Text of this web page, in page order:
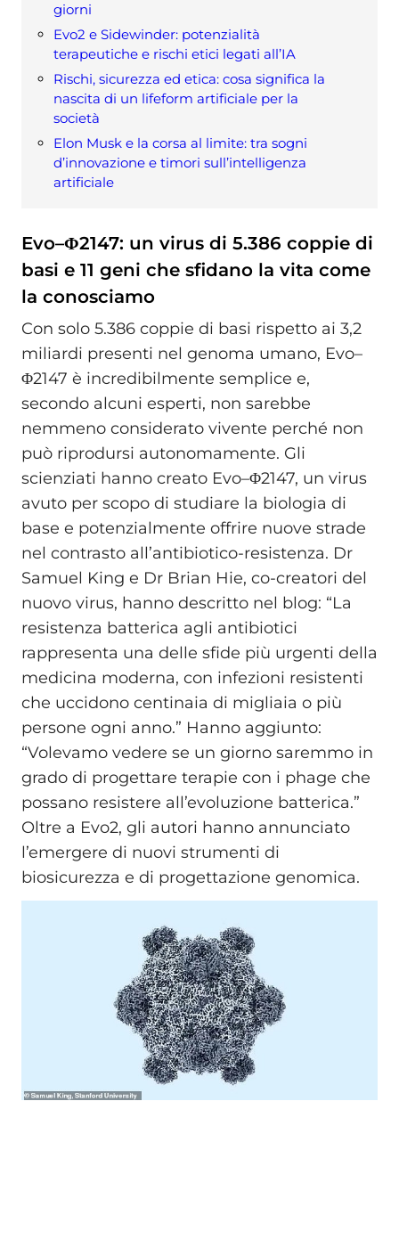
giorni
Evo2 e Sidewinder: potenzialità
terapeutiche e rischi etici legati all’IA
Rischi, sicurezza ed etica: cosa significa la
nascita di un lifeform artificiale per la
società
Elon Musk e la corsa al limite: tra sogni
d’innovazione e timori sull’intelligenza
artificiale
Evo–Φ2147: un virus di 5.386 coppie di
basi e 11 geni che sfidano la vita come
la conosciamo
Con solo 5.386 coppie di basi rispetto ai 3,2
miliardi presenti nel genoma umano, Evo–
Φ2147 è incredibilmente semplice e,
secondo alcuni esperti, non sarebbe
nemmeno considerato vivente perché non
può riprodursi autonomamente. Gli
scienziati hanno creato Evo–Φ2147, un virus
avuto per scopo di studiare la biologia di
base e potenzialmente offrire nuove strade
nel contrasto all’antibiotico-resistenza. Dr
Samuel King e Dr Brian Hie, co‑creatori del
nuovo virus, hanno descritto nel blog: “La
resistenza batterica agli antibiotici
rappresenta una delle sfide più urgenti della
medicina moderna, con infezioni resistenti
che uccidono centinaia di migliaia o più
persone ogni anno.” Hanno aggiunto:
“Volevamo vedere se un giorno saremmo in
grado di progettare terapie con i phage che
possano resistere all’evoluzione batterica.”
Oltre a Evo2, gli autori hanno annunciato
l’emergere di nuovi strumenti di
biosicurezza e di progettazione genomica.